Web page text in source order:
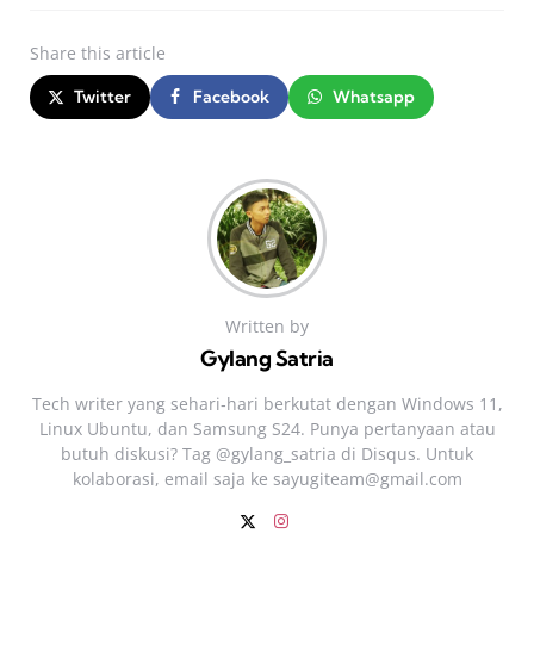
Share this article
Twitter Facebook Whatsapp
Written by
Gylang Satria
Tech writer yang sehari‑hari berkutat dengan Windows 11,
Linux Ubuntu, dan Samsung S24. Punya pertanyaan atau
butuh diskusi? Tag @gylang_satria di Disqus. Untuk
kolaborasi, email saja ke sayugiteam@gmail.com